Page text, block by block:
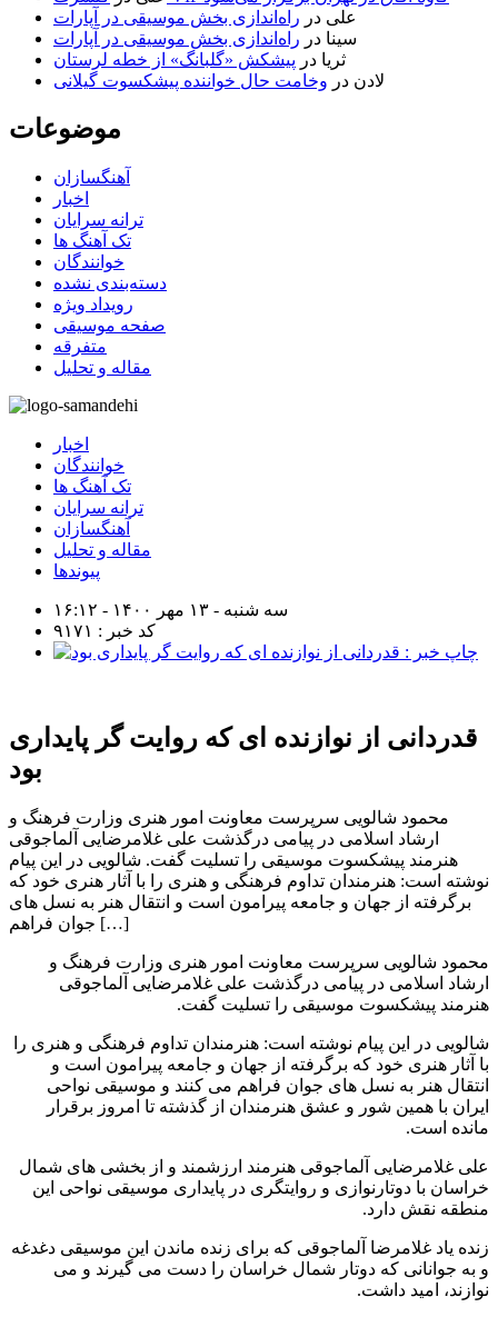
علی در راه‌اندازی بخش موسیقی در آپارات
سینا در راه‌اندازی بخش موسیقی در آپارات
ثریا در پیشکش «گلبانگ» از خطه لرستان
لادن در وخامت حال خواننده پیشکسوت گیلانی
موضوعات
آهنگسازان
اخبار
ترانه سرایان
تک آهنگ ها
خوانندگان
دسته‌بندی نشده
رویداد ویژه
صفحه موسیقی
متفرقه
مقاله و تحلیل
اخبار
خوانندگان
تک آهنگ ها
ترانه سرایان
آهنگسازان
مقاله و تحلیل
پیوندها
سه شنبه - ۱۳ مهر ۱۴۰۰ - ۱۶:۱۲
کد خبر : ۹۱۷۱
قدردانی از نوازنده ای که روایت گر پایداری
بود
محمود شالویی سرپرست معاونت امور هنری وزارت فرهنگ و
ارشاد اسلامی در پیامی درگذشت علی غلامرضایی آلماجوقی
هنرمند پیشکسوت موسیقی را تسلیت گفت. شالویی در این پیام
نوشته است: هنرمندان تداوم فرهنگی و هنری را با آثار هنری خود که
برگرفته از جهان و جامعه پیرامون است و انتقال هنر به نسل های
جوان فراهم […]
محمود شالویی سرپرست معاونت امور هنری وزارت فرهنگ و
ارشاد اسلامی در پیامی درگذشت علی غلامرضایی آلماجوقی
هنرمند پیشکسوت موسیقی را تسلیت گفت.
شالویی در این پیام نوشته است: هنرمندان تداوم فرهنگی و هنری را
با آثار هنری خود که برگرفته از جهان و جامعه پیرامون است و
انتقال هنر به نسل های جوان فراهم می کنند و موسیقی نواحی
ایران با همین شور و عشق هنرمندان از گذشته تا امروز برقرار
مانده است.
علی غلامرضایی آلماجوقی هنرمند ارزشمند و از بخشی های شمال
خراسان با دوتارنوازی و روایتگری در پایداری موسیقی نواحی این
منطقه نقش دارد.
زنده یاد غلامرضا آلماجوقی که برای زنده ماندن این موسیقی دغدغه
و به جوانانی که دوتار شمال خراسان را دست می گیرند و می
نوازند، امید داشت.